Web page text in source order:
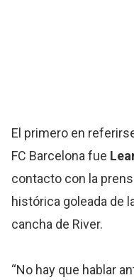
El primero en
FC Barcelona fue
contacto con la
histórica goleada de
cancha de River.
“No hay que hablar